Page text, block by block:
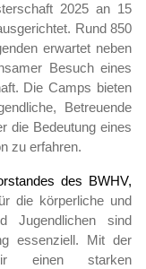
2025 an 15
Rund 850
erwartet neben
Besuch eines
Die Camps bieten
Betreuende
die Bedeutung eines
zu erfahren.
des BWHV,
die körperliche und
Jugendlichen sind
essenziell. Mit der
einen starken